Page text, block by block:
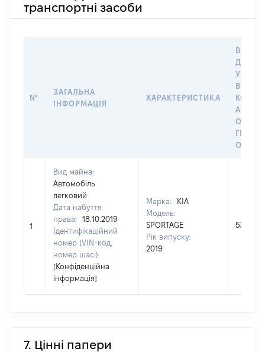
транспортні засоби
№
ЗАГАЛЬНА
ІНФОРМАЦІЯ
ХАРАКТЕРИСТИКА
ДАТУ
У
АБО
1
Вид майна:
Автомобіль
легковий
Дата набуття
права:
18.10.2019
Ідентифікаційний
номер (VIN-код,
номер шасі):
[Конфіденційна
інформація]
Марка:
КІА
Модель:
SPORTAGE
Рік випуску:
2019
530376
7. Цінні папери